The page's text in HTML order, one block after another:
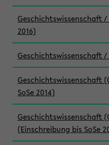
Geschichtswissenschaft /
2016)
Geschichtswissenschaft
Geschichtswissenschaft
SoSe 2014)
Geschichtswissenschaft
(Einschreibung bis SoSe